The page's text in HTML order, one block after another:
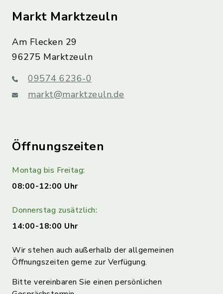
Markt Marktzeuln
Am Flecken 29
96275 Marktzeuln
09574 6236-0
markt@marktzeuln.de
Öffnungszeiten
Montag bis Freitag:
08:00-12:00 Uhr
Donnerstag zusätzlich:
14:00-18:00 Uhr
Wir stehen auch außerhalb der allgemeinen
Öffnungszeiten gerne zur Verfügung.
Bitte vereinbaren Sie einen persönlichen